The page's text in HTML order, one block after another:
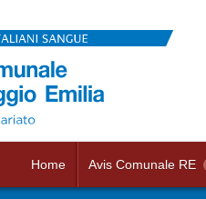
Home Avis Comunale RE